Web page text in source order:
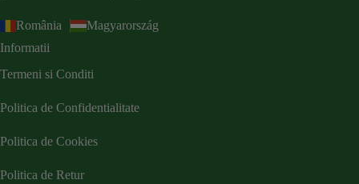
România
Magyarország
Informatii
Termeni si Conditi
Politica de Confidentialitate
Politica de Cookies
Politica de Retur